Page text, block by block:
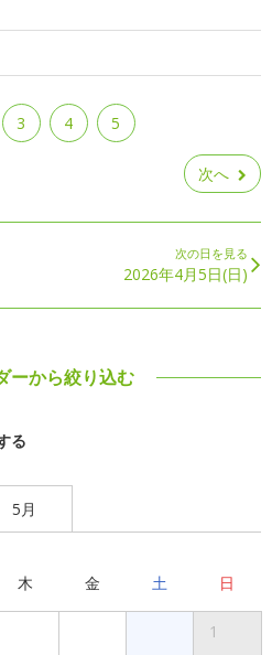
3 4 5
次へ
次の日を見る
2026年4月5日(日)
ーから絞り込む
る
5月
木 金 土 日
1